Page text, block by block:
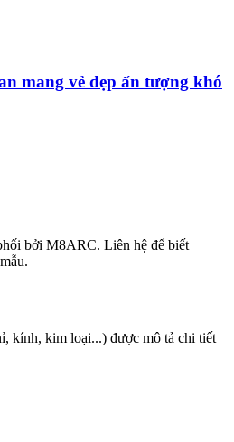
mang vẻ đẹp ấn tượng khó
bởi M8ARC. Liên hệ để biết
kính, kim loại...) được mô tả chi tiết